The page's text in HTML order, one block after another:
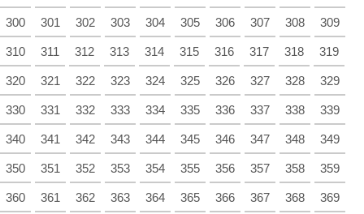
300 301 302 303 304 305 306 307 308 309
310 311 312 313 314 315 316 317 318 319
320 321 322 323 324 325 326 327 328 329
330 331 332 333 334 335 336 337 338 339
340 341 342 343 344 345 346 347 348 349
350 351 352 353 354 355 356 357 358 359
360 361 362 363 364 365 366 367 368 369